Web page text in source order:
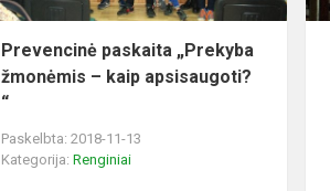
Prevencinė paskaita „Prekyba
žmonėmis – kaip apsisaugoti?
“
Paskelbta: 2018-11-13
Kategorija:Renginiai